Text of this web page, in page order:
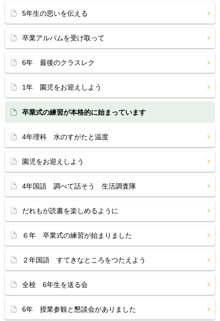
5年生の思いを伝える
卒業アルバムを受け取って
6年 最後のクラスレク
1年 園児をお迎えしよう
卒業式の練習が本格的に始まっています
4年理科 水のすがたと温度
園児をお迎えしよう
4年国語 調べて話そう 生活調査隊
だれもが読書を楽しめるように
６年 卒業式の練習が始まりました
２年国語 すてきなところをつたえよう
全校 6年生を送る会
6年 授業参観と懇談会がありました